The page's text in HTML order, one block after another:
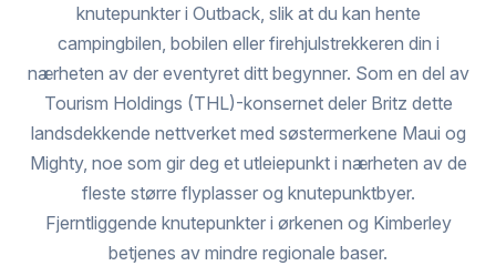
knutepunkter i Outback, slik at du kan hente
campingbilen, bobilen eller firehjulstrekkeren din i
nærheten av der eventyret ditt begynner. Som en del av
Tourism Holdings (THL)-konsernet deler Britz dette
landsdekkende nettverket med søstermerkene Maui og
Mighty, noe som gir deg et utleiepunkt i nærheten av de
fleste større flyplasser og knutepunktbyer.
Fjerntliggende knutepunkter i ørkenen og Kimberley
betjenes av mindre regionale baser.